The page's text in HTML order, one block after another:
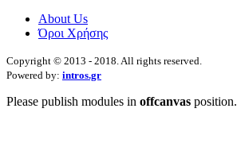
About Us
Όροι Χρήσης
Copyright © 2013 - 2018. All rights reserved.
Powered by: intros.gr
Please publish modules in offcanvas position.